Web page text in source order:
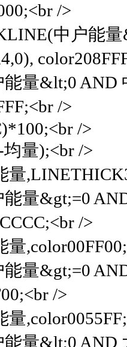
/>
中户能
量&lt;0 AND
/>
/>
量);<br />
量
量&gt;=0
/>
量&gt;=0
/>
量&lt;0 AND